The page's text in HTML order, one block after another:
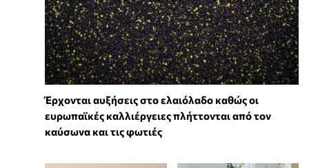
Έρχονται αυξήσεις στο ελαιόλαδο καθώς οι
ευρωπαϊκές καλλιέργειες πλήττονται από τον
καύσωνα και τις φωτιές